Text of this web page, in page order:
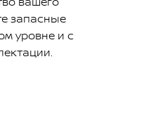
запасные
уровне и с